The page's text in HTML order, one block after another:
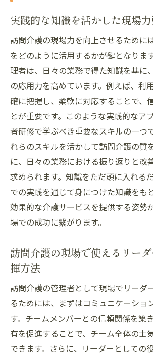
得
チームをリードするための訪問
キルとは
効果的なコミュニケーショ
スタッフのモチベーション
利用者の満足度を高めるチ
訪問介護におけるチーム調
多様なニーズに応える柔軟
チームの信頼関係を深めるリ
現場で役立つ訪問介護の管理者
シミュレーションを通じた
現場でのケーススタディで学
実地研修で得られる具体的な
訪問介護のサービスレベル
アセスメントを通じての自
訪問介護の管理者研修が必要な
利用者満足度向上のための
管理者としての役割を深める
実践的な知識を活かした現場
訪問介護の現場力を向上させるために
をどのように活用するかが鍵となりま
理者は、日々の業務で得た知識を基に
の応用力を高めています。例えば、利
確に把握し、柔軟に対応することで、
とが重要です。このような実践的なア
者研修で学ぶべき重要なスキルの一つ
れらのスキルを活かして訪問介護の質
に、日々の業務における振り返りと改
求められます。知識をただ頭に入れる
での実践を通じて身につけた知識をも
効果的な介護サービスを提供する姿勢
場での成功に繋がります。
訪問介護の現場で使えるリー
揮方法
訪問介護の管理者として現場でリーダ
るためには、まずはコミュニケーショ
す。チームメンバーとの信頼関係を築
有を促進することで、チーム全体の士
できます。さらに、リーダーとしての